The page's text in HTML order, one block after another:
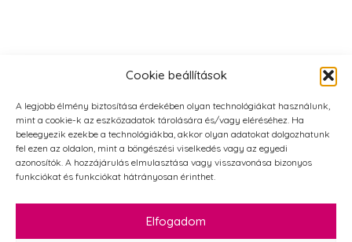
Cookie beállítások
A legjobb élmény biztosítása érdekében olyan technológiákat használunk,
mint a cookie-k az eszközadatok tárolására és/vagy eléréséhez. Ha
beleegyezik ezekbe a technológiákba, akkor olyan adatokat dolgozhatunk
fel ezen az oldalon, mint a böngészési viselkedés vagy az egyedi
azonosítók. A hozzájárulás elmulasztása vagy visszavonása bizonyos
funkciókat és funkciókat hátrányosan érinthet.
Elfogadom